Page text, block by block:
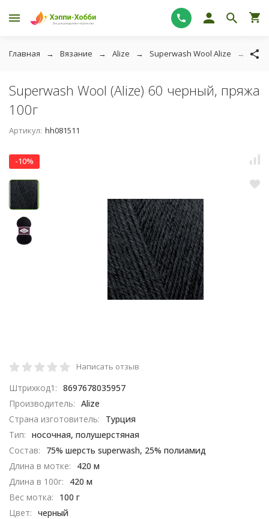
Главная Вязание Alize Superwash Wool Alize
Superwash Wool (Alize) 60 черный, пряжа
100г
Артикул: hh081511
-10%
Написать отзыв
Штрихкод1: 8697678035957
Производитель: Alize
Страна изготовитель:
Турция
Тип: носочная, полушерстяная
Состав:
75% шерсть superwash, 25% полиамид
Длина в мотке:
420 м
Длина в 100г:
420 м
Вес мотка:
100 г
Цвет: черный